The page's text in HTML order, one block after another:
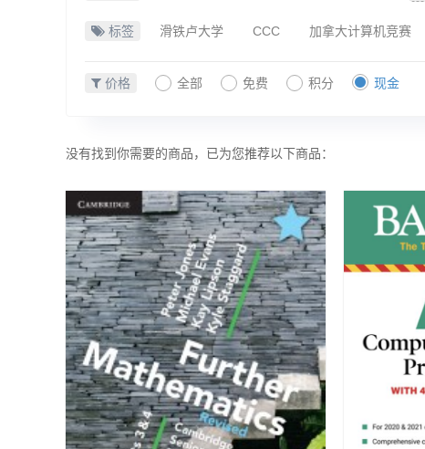
标签 滑铁卢大学 CCC 加拿大计算机竞赛
价格 全部 免费 积分 现金
没有找到你需要的商品，已为您推荐以下商品：